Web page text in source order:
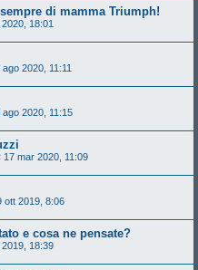
di mamma Triumph!
18:01
ago 2020, 11:11
ago 2020, 11:15
17 mar 2020, 11:09
ott 2019, 8:06
e cosa ne pensate?
2019, 18:39